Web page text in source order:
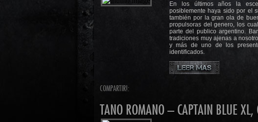
En los últimos años la
posiblemente haya sido por el
también por la gran ola de
propulsoras del genero, los
parte del publico argentino.
tradiciones muy ajenas a
y más de uno de los
identificados.
COMPARTIR!:
TANO ROMANO – CAPTAIN BLUE